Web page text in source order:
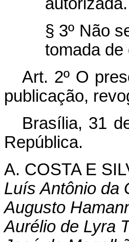
§ 3º Não
tomada de
Art. 2º O
publicação,
Brasília, 31
República.
A. COSTA E
Luís Antônio da
Augusto
Aurélio de Lyra